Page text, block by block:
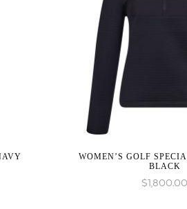
WOMEN’S GOLF
BLACK
$1,800.00